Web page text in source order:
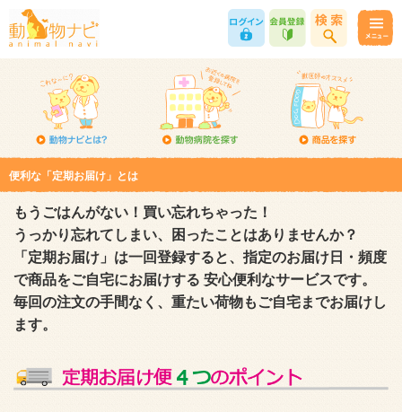
便利な「定期お届け」とは
もうごはんがない！買い忘れちゃった！
うっかり忘れてしまい、困ったことはありませんか？
「定期お届け」は一回登録すると、指定のお届け日・頻度
で商品をご自宅にお届けする 安心便利なサービスです。
毎回の注文の手間なく、重たい荷物もご自宅までお届けし
ます。